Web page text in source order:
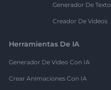
Generador De
Creador De Videos
Herramientas De IA
Generador De Video Con IA
Crear Animaciones Con IA